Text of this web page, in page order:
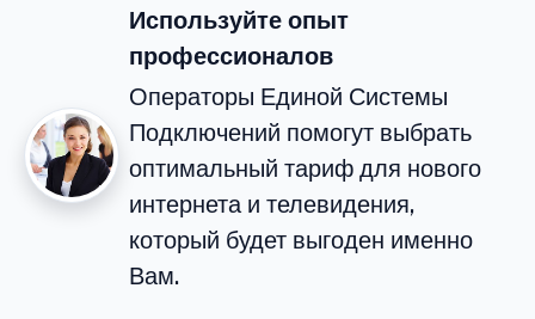
Используйте опыт
профессионалов
Операторы Единой Системы
Подключений помогут выбрать
оптимальный тариф для нового
интернета и телевидения,
который будет выгоден именно
Вам.